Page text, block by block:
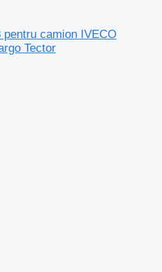
pentru camion IVECO
Tector